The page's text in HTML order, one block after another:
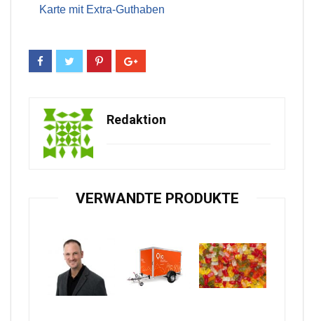
Karte mit Extra-Guthaben
Redaktion
VERWANDTE PRODUKTE